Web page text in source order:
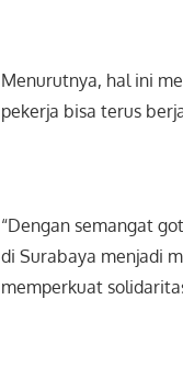
Menurutnya, hal ini
pekerja bisa terus
“Dengan semangat
di Surabaya menjadi
memperkuat